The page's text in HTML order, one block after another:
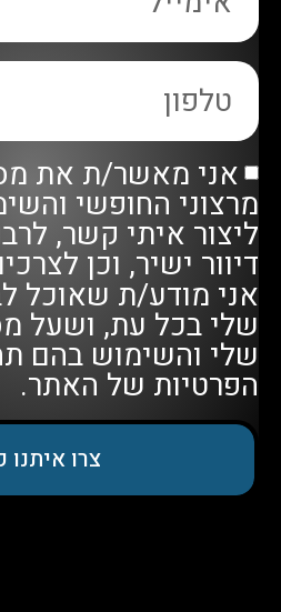
אני מאשר/ת את
מרצוני החופשי
ליצור איתי קשר,
דיוור ישיר, וכן
אני מודע/ת שאוכל
שלי בכל עת, ושעל
שלי והשימוש בהם
הפרטיות של האתר.
צרו